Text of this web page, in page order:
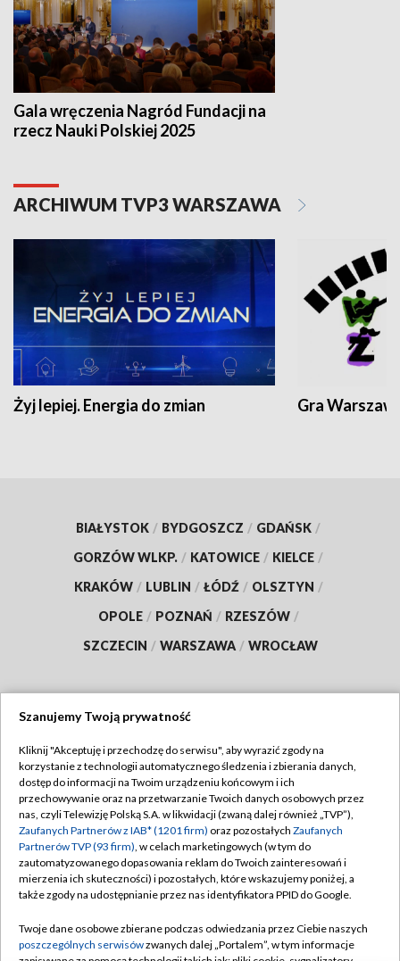
Gala wręczenia Nagród Fundacji na
rzecz Nauki Polskiej 2025
ARCHIWUM TVP3 WARSZAWA
Żyj lepiej. Energia do zmian Gra
BIAŁYSTOK / BYDGOSZCZ / GDAŃSK /
GORZÓW WLKP. / KATOWICE / KIELCE /
KRAKÓW / LUBLIN / ŁÓDŹ / OLSZTYN /
OPOLE / POZNAŃ / RZESZÓW /
SZCZECIN / WARSZAWA / WROCŁAW
TVP
Abonament TVP
Emisja w TVP
Centrum informacji TVP
Naziemna Telewizja Cyfrowa
Rada Programowa
Regulamin TVP
Polityka prywatności
Moje zgody
Pomoc
Kontakt
Szanujemy Twoją prywatność
Kliknij "Akceptuję i przechodzę do serwisu", aby wyrazić zgody na
korzystanie z technologii automatycznego śledzenia i zbierania danych,
dostęp do informacji na Twoim urządzeniu końcowym i ich
przechowywanie oraz na przetwarzanie Twoich danych osobowych przez
nas, czyli Telewizję Polską S.A. w likwidacji (zwaną dalej również „TVP”),
Zaufanych Partnerów z IAB* (1201 firm) oraz pozostałych Zaufanych
Partnerów TVP (93 firm), w celach marketingowych (w tym do
zautomatyzowanego dopasowania reklam do Twoich zainteresowań i
mierzenia ich skuteczności) i pozostałych, które wskazujemy poniżej, a
także zgody na udostępnianie przez nas identyfikatora PPID do Google.
Twoje dane osobowe zbierane podczas odwiedzania przez Ciebie naszych
poszczególnych serwisówzwanych dalej „Portalem”, w tym informacje